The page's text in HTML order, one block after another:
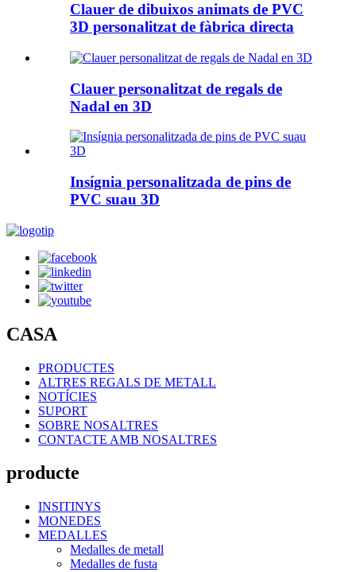
Clauer de dibuixos animats de PVC
3D personalitzat de fàbrica directa
Clauer personalitzat de regals de
Nadal en 3D
Insígnia personalitzada de pins de
PVC suau 3D
CASA
PRODUCTES
ALTRES REGALS DE METALL
NOTÍCIES
SUPORT
SOBRE NOSALTRES
CONTACTE AMB NOSALTRES
producte
INSITINYS
MONEDES
MEDALLES
Medalles de metall
Medalles de fusta